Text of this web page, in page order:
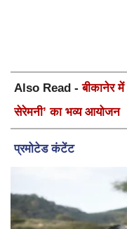
Also Read -बीकानेर
सेरेमनी’ का भव्य आयोजन